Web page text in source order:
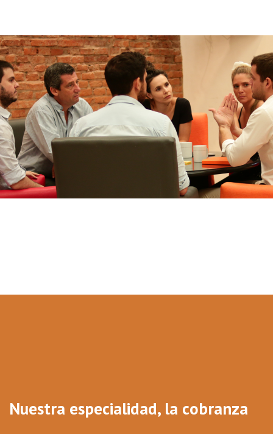
Nuestra especialidad, la cobranza